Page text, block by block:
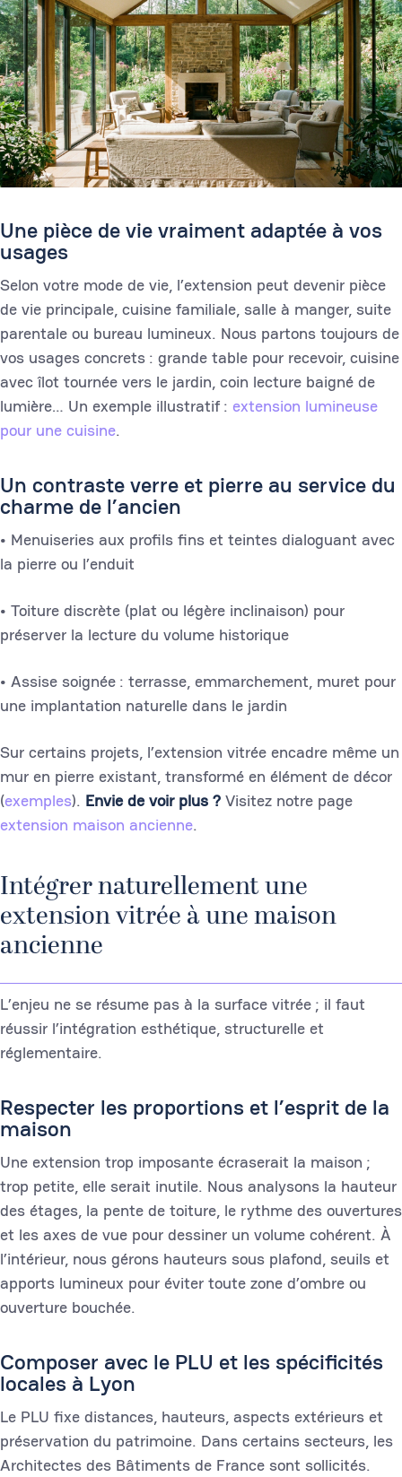
Une pièce de vie vraiment adaptée à vos
usages
Selon votre mode de vie, l’extension peut devenir pièce
de vie principale, cuisine familiale, salle à manger, suite
parentale ou bureau lumineux. Nous partons toujours de
vos usages concrets : grande table pour recevoir, cuisine
avec îlot tournée vers le jardin, coin lecture baigné de
lumière… Un exemple illustratif : extension lumineuse
pour une cuisine.
Un contraste verre et pierre au service du
charme de l’ancien
• Menuiseries aux profils fins et teintes dialoguant avec
la pierre ou l’enduit
• Toiture discrète (plat ou légère inclinaison) pour
préserver la lecture du volume historique
• Assise soignée : terrasse, emmarchement, muret pour
une implantation naturelle dans le jardin
Sur certains projets, l’extension vitrée encadre même un
mur en pierre existant, transformé en élément de décor
(exemples). Envie de voir plus ? Visitez notre page
extension maison ancienne.
Intégrer naturellement une
extension vitrée à une maison
ancienne
L’enjeu ne se résume pas à la surface vitrée ; il faut
réussir l’intégration esthétique, structurelle et
réglementaire.
Respecter les proportions et l’esprit de la
maison
Une extension trop imposante écraserait la maison ;
trop petite, elle serait inutile. Nous analysons la hauteur
des étages, la pente de toiture, le rythme des ouvertures
et les axes de vue pour dessiner un volume cohérent. À
l’intérieur, nous gérons hauteurs sous plafond, seuils et
apports lumineux pour éviter toute zone d’ombre ou
ouverture bouchée.
Composer avec le PLU et les spécificités
locales à Lyon
Le PLU fixe distances, hauteurs, aspects extérieurs et
préservation du patrimoine. Dans certains secteurs, les
Architectes des Bâtiments de France sont sollicités.